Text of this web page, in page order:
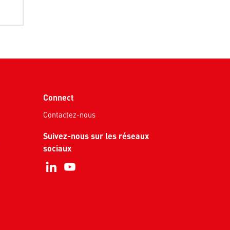
Connect
Contactez-nous
Suivez-nous sur les réseaux
sociaux